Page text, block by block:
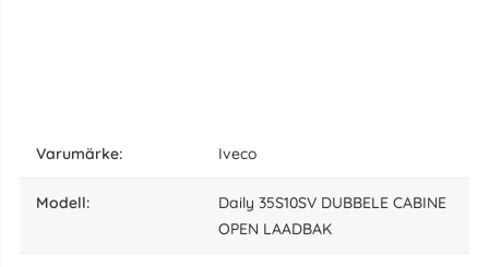
varumärke: Iveco
modell:
Daily 35S10SV DUBBELE CABINE
OPEN LAADBAK